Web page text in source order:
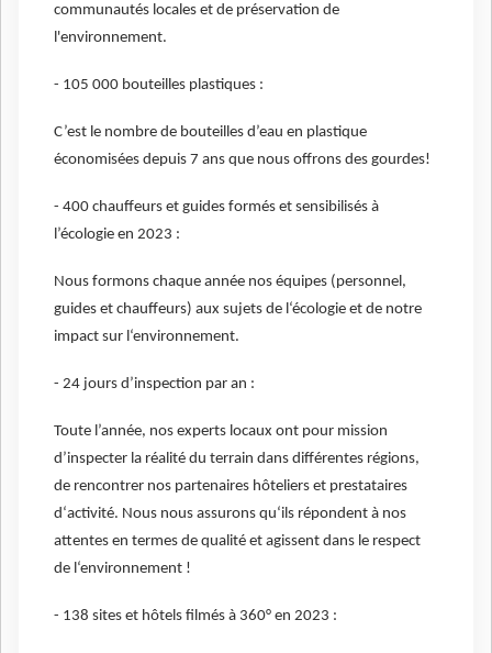
communautés locales et de préservation de
l'environnement.
- 105 000 bouteilles plastiques :
C’est le nombre de bouteilles d’eau en plastique
économisées depuis 7 ans que nous offrons des gourdes!
- 400 chauffeurs et guides formés et sensibilisés à
l’écologie en 2023 :
Nous formons chaque année nos équipes (personnel,
guides et chauffeurs) aux sujets de l‘écologie et de notre
impact sur l‘environnement.
- 24 jours d’inspection par an :
Toute l’année, nos experts locaux ont pour mission
d’inspecter la réalité du terrain dans différentes régions,
de rencontrer nos partenaires hôteliers et prestataires
d‘activité. Nous nous assurons qu‘ils répondent à nos
attentes en termes de qualité et agissent dans le respect
de l‘environnement !
- 138 sites et hôtels filmés à 360° en 2023 :